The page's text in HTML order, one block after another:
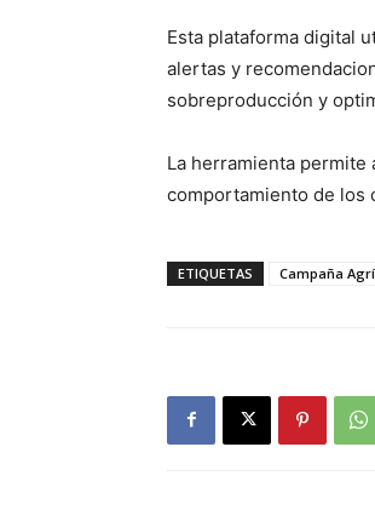
Esta plataforma digital
alertas y
sobreproducción y
La herramienta
comportamiento de los
ETIQUETAS Campaña